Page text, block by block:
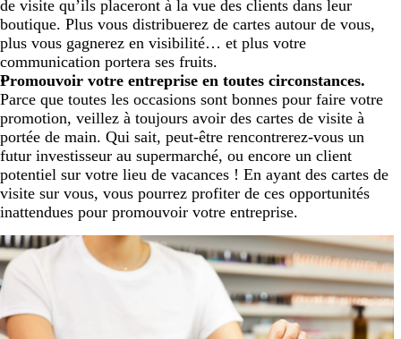
de visite qu’ils placeront à la vue des clients dans leur
boutique. Plus vous distribuerez de cartes autour de vous,
plus vous gagnerez en visibilité… et plus votre
communication portera ses fruits.
Promouvoir votre entreprise en toutes circonstances.
Parce que toutes les occasions sont bonnes pour faire votre
promotion, veillez à toujours avoir des cartes de visite à
portée de main. Qui sait, peut-être rencontrerez-vous un
futur investisseur au supermarché, ou encore un client
potentiel sur votre lieu de vacances ! En ayant des cartes de
visite sur vous, vous pourrez profiter de ces opportunités
inattendues pour promouvoir votre entreprise.